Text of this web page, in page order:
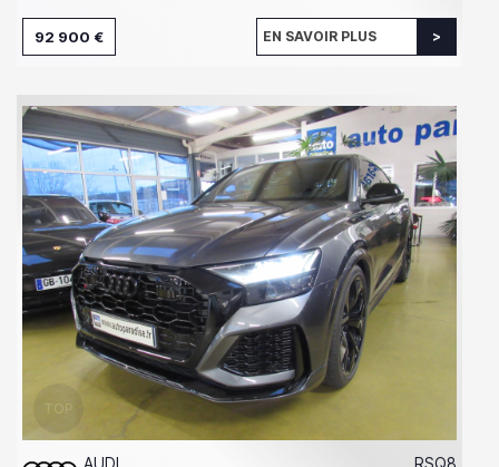
92 900 € EN SAVOIR PLUS
AUDI RSQ8